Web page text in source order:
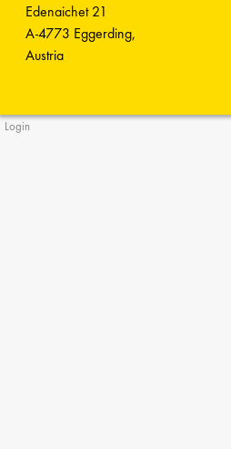
Edenaichet 21
A-4773 Eggerding,
Austria
Login